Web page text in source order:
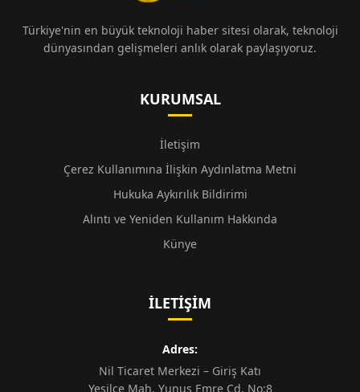
Türkiye'nin en büyük teknoloji haber sitesi olarak, teknoloji
dünyasından gelişmeleri anlık olarak paylaşıyoruz.
KURUMSAL
İletişim
Çerez Kullanımına İlişkin Aydınlatma Metni
Hukuka Aykırılık Bildirimi
Alıntı ve Yeniden Kullanım Hakkında
Künye
İLETIŞIM
Adres:
Nil Ticaret Merkezi – Giriş Katı
Yeşilce Mah. Yunus Emre Cd. No:8